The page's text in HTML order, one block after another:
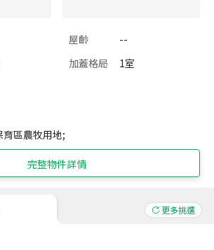
屋齡
--
加蓋格局
1室
育區農牧用地;
完整物件詳情
更多挑選